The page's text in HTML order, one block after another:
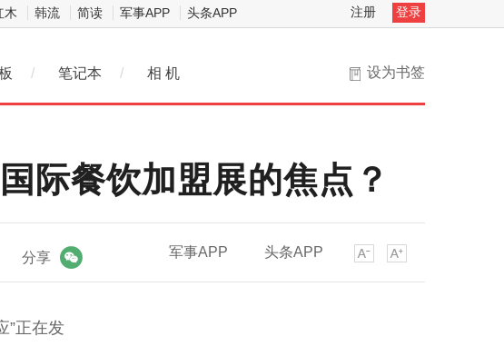
木 韩流 简读 军事APP 头条APP 注册 登录
设为书签
/ 笔记本 / 相 机
际餐饮加盟展的焦点？
军事APP 头条APP
分享
”正在发